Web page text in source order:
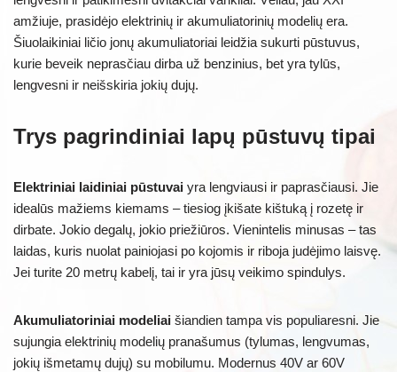
amžiuje, prasidėjo elektrinių ir akumuliatorinių modelių era.
Šiuolaikiniai ličio jonų akumuliatoriai leidžia sukurti pūstuvus,
kurie beveik neprasčiau dirba už benzinius, bet yra tylūs,
lengvesni ir neišskiria jokių dujų.
Trys pagrindiniai lapų pūstuvų tipai
Elektriniai laidiniai pūstuvai yra lengviausi ir paprasčiausi. Jie
idealūs mažiems kiemams – tiesiog įkišate kištuką į rozetę ir
dirbate. Jokio degalų, jokio priežiūros. Vienintelis minusas – tas
laidas, kuris nuolat painiojasi po kojomis ir riboja judėjimo laisvę.
Jei turite 20 metrų kabelį, tai ir yra jūsų veikimo spindulys.
Akumuliatoriniai modeliai šiandien tampa vis populiaresni. Jie
sujungia elektrinių modelių pranašumus (tylumas, lengvumas,
jokių išmetamų dujų) su mobilumu. Modernus 40V ar 60V